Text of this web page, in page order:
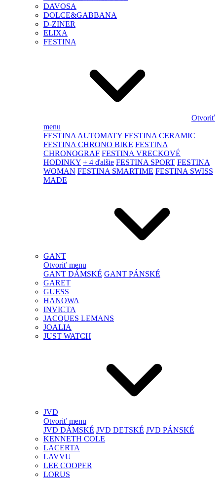
DAVOSA
DOLCE&GABBANA
D-ZINER
ELIXA
FESTINA
Otvoriť
menu
FESTINA AUTOMATY FESTINA CERAMIC
FESTINA CHRONO BIKE FESTINA
CHRONOGRAF FESTINA VRECKOVÉ
HODINKY + 4 ďalšie FESTINA SPORT FESTINA
WOMAN FESTINA SMARTIME FESTINA SWISS
MADE
GANT
Otvoriť menu
GANT DÁMSKÉ GANT PÁNSKÉ
GARET
GUESS
HANOWA
INVICTA
JACQUES LEMANS
JOALIA
JUST WATCH
JVD
Otvoriť menu
JVD DÁMSKÉ JVD DETSKÉ JVD PÁNSKÉ
KENNETH COLE
LACERTA
LAVVU
LEE COOPER
LORUS